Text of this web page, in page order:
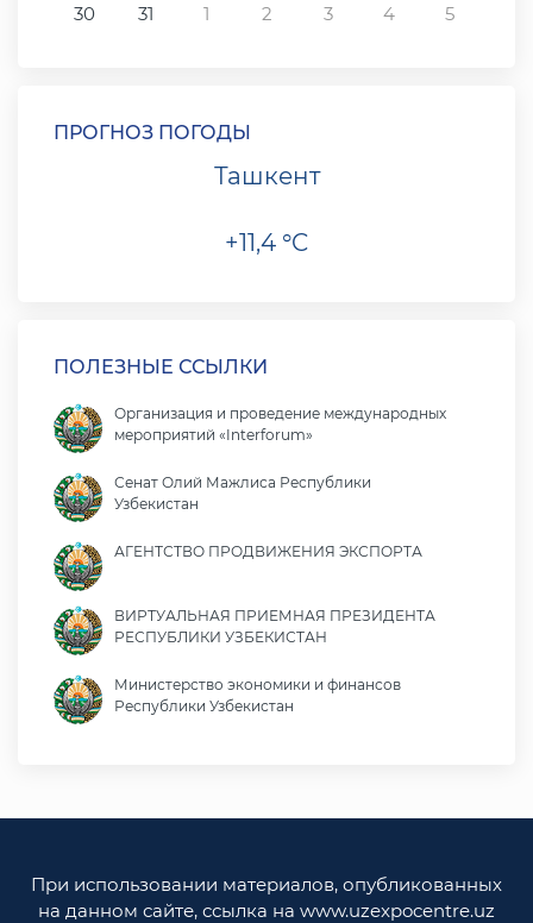
30
31 1 2 3 4 5
ПРОГНОЗ ПОГОДЫ
Ташкент
+11,4 °C
ПОЛЕЗНЫЕ ССЫЛКИ
Организация и проведение международных
мероприятий «Interforum»
Сенат Олий Мажлиса Республики
Узбекистан
АГЕНТСТВО ПРОДВИЖЕНИЯ ЭКСПОРТА
ВИРТУАЛЬНАЯ ПРИЕМНАЯ ПРЕЗИДЕНТА
РЕСПУБЛИКИ УЗБЕКИСТАН
Министерство экономики и финансов
Республики Узбекистан
Законодательная палата Олий Мажлиса
Министерство юстиции Республики
Узбекистан
При использовании материалов, опубликованных
на данном сайте, ссылка на www.uzexpocentre.uz